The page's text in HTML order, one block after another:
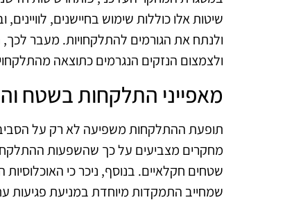
שיטות אלו כוללות שימוש בחיישנים,
ולנתח את הגורמים להתלקחויות. מעבר
ולצמצום הנזקים הנגרמים כתוצאה
מאפייני התלקחות בשטח
תופעת ההתלקחות משפיעה לא רק על
מחקרים מצביעים על כך שהשפעות
שטחים חקלאיים. בנוסף, ניכר כי
שמחייב התמקדות מיוחדת במניעת פגיעות